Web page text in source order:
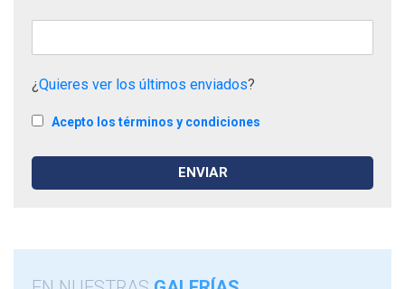
¿Quieres ver los últimos enviados?
Acepto los términos y condiciones